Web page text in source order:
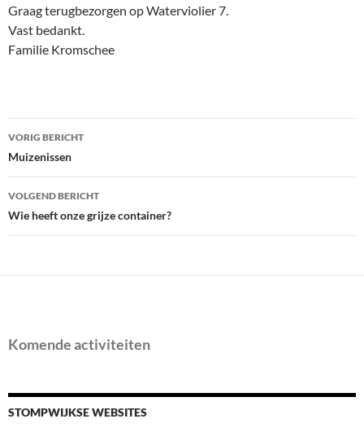
Graag terugbezorgen op Waterviolier 7.
Vast bedankt.
Familie Kromschee
Bericht
navigatie
VORIG BERICHT
Muizenissen
VOLGEND BERICHT
Wie heeft onze grijze container?
Komende activiteiten
STOMPWIJKSE WEBSITES